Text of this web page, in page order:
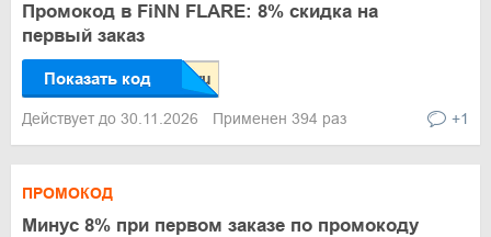
Промокод в FiNN FLARE: 8% скидка на
первый заказ
Показать код
Действует до 30.11.2026 Применен 394 раз +1
ПРОМОКОД
Минус 8% при первом заказе по промокоду